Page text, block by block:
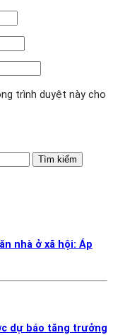
trình duyệt này cho
nhà ở xã hội: Áp
dự báo tăng trưởng